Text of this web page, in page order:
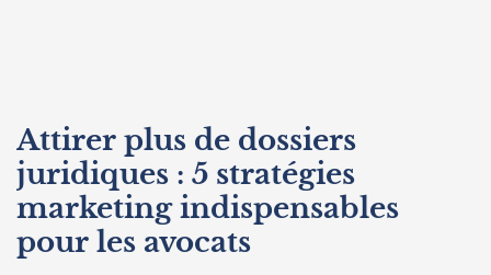
Attirer plus de dossiers
juridiques : 5 stratégies
marketing indispensables
pour les avocats